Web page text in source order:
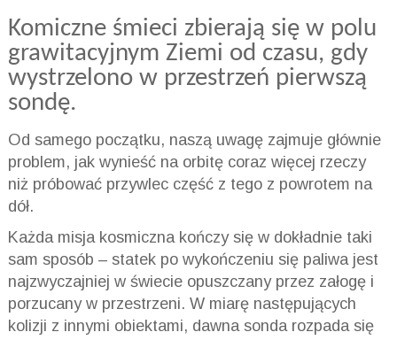
Komiczne śmieci zbierają się w polu
grawitacyjnym Ziemi od czasu, gdy
wystrzelono w przestrzeń pierwszą
sondę.
Od samego początku, naszą uwagę zajmuje głównie
problem, jak wynieść na orbitę coraz więcej rzeczy
niż próbować przywlec część z tego z powrotem na
dół.
Każda misja kosmiczna kończy się w dokładnie taki
sam sposób – statek po wykończeniu się paliwa jest
najzwyczajniej w świecie opuszczany przez załogę i
porzucany w przestrzeni. W miarę następujących
kolizji z innymi obiektami, dawna sonda rozpada się